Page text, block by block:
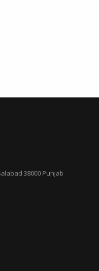
(SLC) all food
and Students just
data free.
14 May 2022)
Visit various
on daily basis.
2022)
Posts soon. Keep
38000 Punjab